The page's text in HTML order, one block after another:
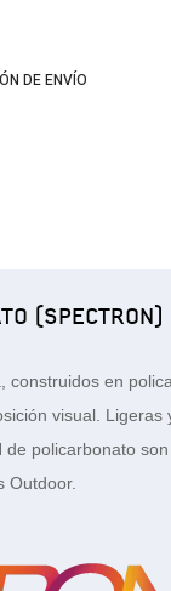
DE ENVÍO
(SPECTRON)
construidos en
visual. Ligeras
de policarbonato
Outdoor.